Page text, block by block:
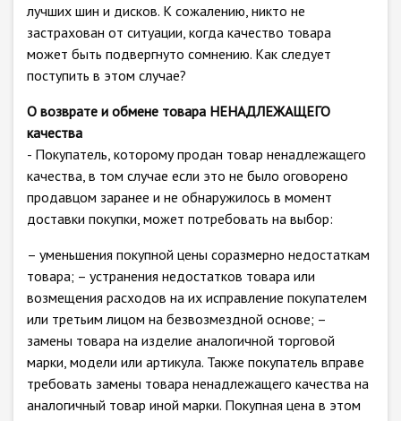
лучших шин и дисков. К сожалению, никто не
застрахован от ситуации, когда качество товара
может быть подвергнуто сомнению. Как следует
поступить в этом случае?
О возврате и обмене товара НЕНАДЛЕЖАЩЕГО
качества
- Покупатель, которому продан товар ненадлежащего
качества, в том случае если это не было оговорено
продавцом заранее и не обнаружилось в момент
доставки покупки, может потребовать на выбор:
– уменьшения покупной цены соразмерно недостаткам
товара; – устранения недостатков товара или
возмещения расходов на их исправление покупателем
или третьим лицом на безвозмездной основе; –
замены товара на изделие аналогичной торговой
марки, модели или артикула. Также покупатель вправе
требовать замены товара ненадлежащего качества на
аналогичный товар иной марки. Покупная цена в этом